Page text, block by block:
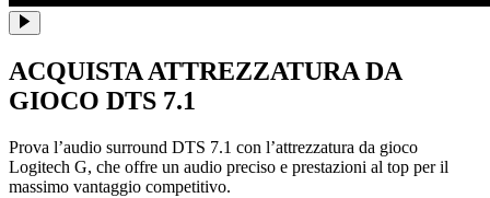
ACQUISTA ATTREZZATURA DA
GIOCO DTS 7.1
Prova l’audio surround DTS 7.1 con l’attrezzatura da gioco
Logitech G, che offre un audio preciso e prestazioni al top per il
massimo vantaggio competitivo.